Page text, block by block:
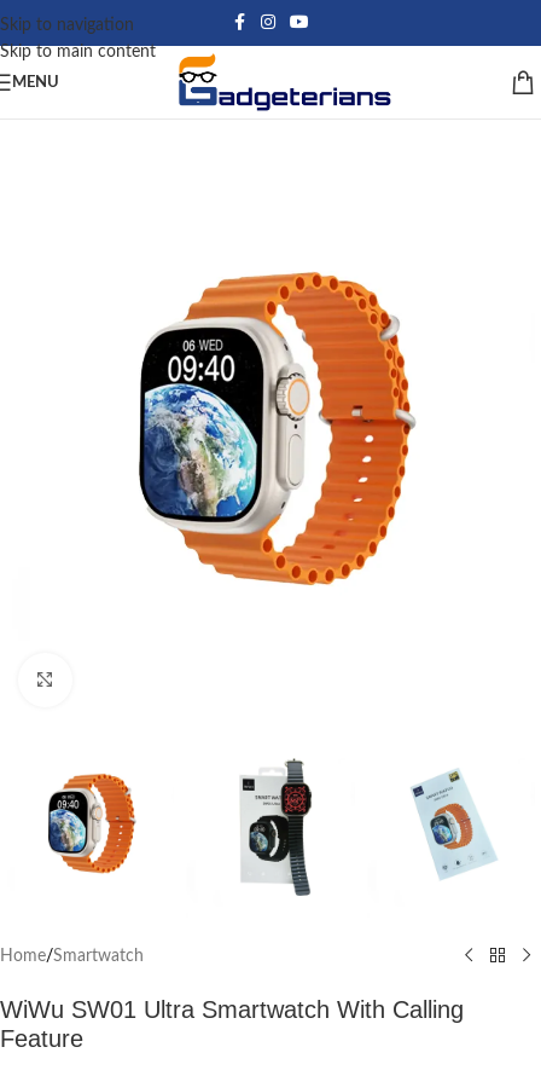
Skip to navigation
Skip to main content
MENU
Home/Smartwatch
WiWu SW01 Ultra Smartwatch With Calling
Feature